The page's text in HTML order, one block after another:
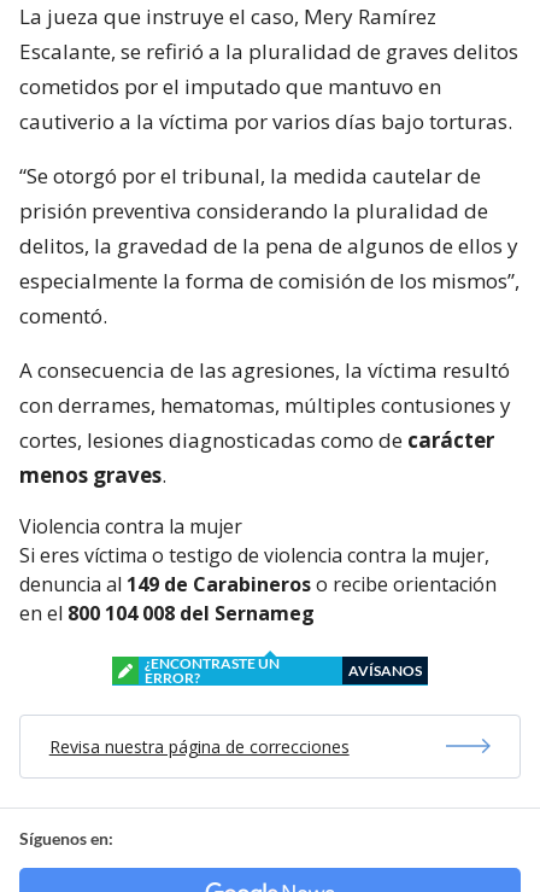
La jueza que instruye el caso, Mery Ramírez
Escalante, se refirió a la pluralidad de graves delitos
cometidos por el imputado que mantuvo en
cautiverio a la víctima por varios días bajo torturas.
“Se otorgó por el tribunal, la medida cautelar de
prisión preventiva considerando la pluralidad de
delitos, la gravedad de la pena de algunos de ellos y
especialmente la forma de comisión de los mismos”,
comentó.
A consecuencia de las agresiones, la víctima resultó
con derrames, hematomas, múltiples contusiones y
cortes, lesiones diagnosticadas como de carácter
menos graves.
Violencia contra la mujer
Si eres víctima o testigo de violencia contra la mujer,
denuncia al 149 de Carabineroso recibe orientación
en el 800 104 008 del Sernameg
¿ENCONTRASTE UN
ERROR?
AVÍSANOS
Revisa nuestra página de correcciones
Síguenos en: